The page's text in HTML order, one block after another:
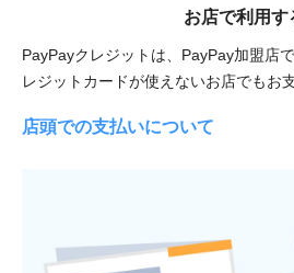
お店で利用す
PayPayクレジットは、PayPay加盟店
レジットカードが使えないお店でもお
店頭での支払いについて